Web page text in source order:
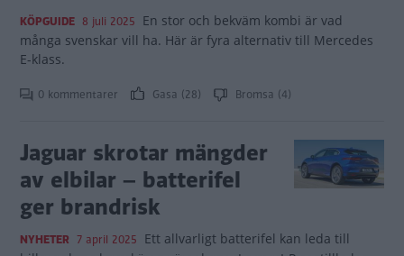
KÖPGUIDE 8 juli 2025 En stor och bekväm kombi är vad
många svenskar vill ha. Här är fyra alternativ till Mercedes
E-klass.
0 kommentarer Gasa (28) Bromsa (4)
Jaguar skrotar mängder
av elbilar – batterifel
ger brandrisk
NYHETER 7 april 2025 Ett allvarligt batterifel kan leda till